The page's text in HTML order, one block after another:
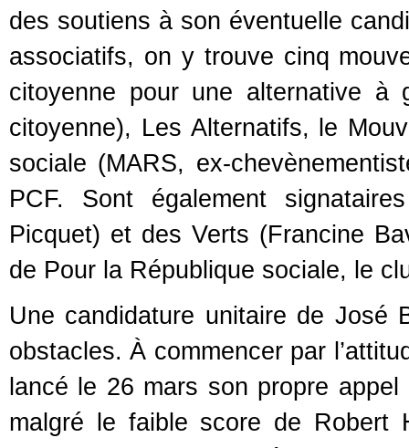
des soutiens à son éventuelle
associatifs, on y trouve cinq
citoyenne pour une alternative à
citoyenne), Les Alternatifs, le
sociale (MARS, ex-
PCF. Sont également
Picquet) et des Verts (Francine
de Pour la République sociale, le
Une candidature unitaire de José
obstacles. À commencer par
lancé le 26 mars son propre
malgré le faible score de